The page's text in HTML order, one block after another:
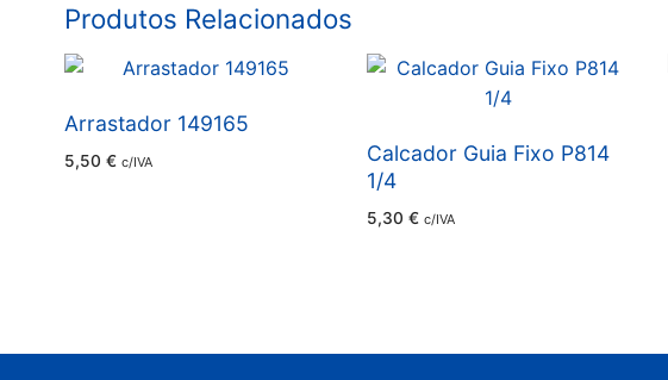
Produtos Relacionados
Arrastador 149165
5,50 € c/IVA
Calcador Guia Fixo P814
1/4
5,30 € c/IVA